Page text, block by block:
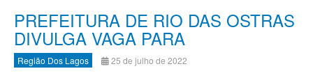
PREFEITURA DE RIO DAS OSTRAS
DIVULGA VAGA PARA
Região Dos Lagos 25 de julho de 2022